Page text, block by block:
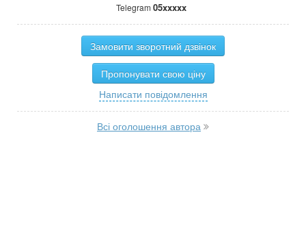
Telegram 05xxxxx
Замовити зворотний дзвінок
Пропонувати свою ціну
Написати повідомлення
Всі оголошення автора